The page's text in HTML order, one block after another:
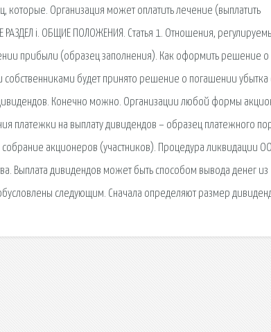
Организация может оплатить лечение (выплатить
i. ОБЩИЕ ПОЛОЖЕНИЯ. Статья 1. Отношения,
прибыли (образец заполнения). Как оформить решение о
будет принято решение о погашении убытка
дивидендов. Конечно можно. Организации любой формы
платежки на выплату дивидендов – образец платежного
акционеров (участников). Процедура ликвидации
Выплата дивидендов может быть способом вывода денег из
следующим. Сначала определяют размер